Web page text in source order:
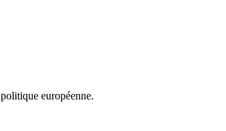
européenne.